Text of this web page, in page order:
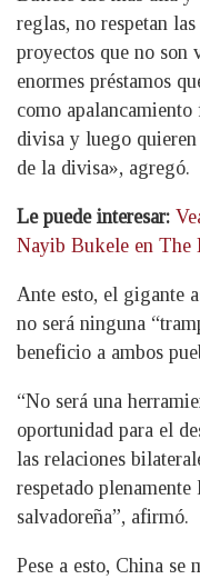
reglas, no respetan
proyectos que no son
enormes préstamos
como
divisa y luego
de la divisa», agregó.
Le puede interesar:
Nayib Bukele en The
Ante esto, el gigante
no será ninguna
beneficio a ambos
“No será una
oportunidad para el
las relaciones
respetado
salvadoreña”, afirmó.
Pese a esto, China se